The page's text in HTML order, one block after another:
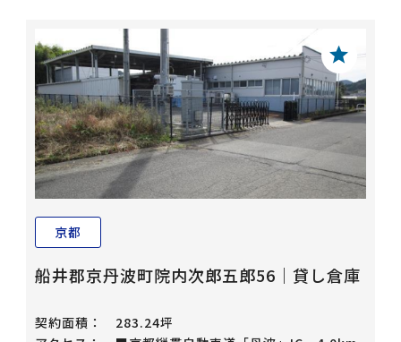
京都
船井郡京丹波町院内次郎五郎56｜貸し倉庫
契約面積：
283.24坪